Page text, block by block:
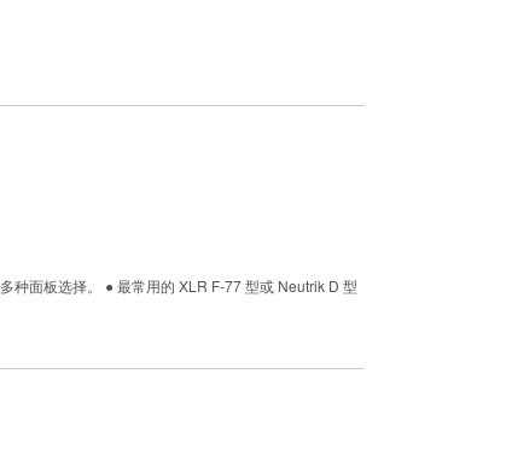
种面板选择。 ● 最常用的 XLR F-77 型或 Neutrik D 型